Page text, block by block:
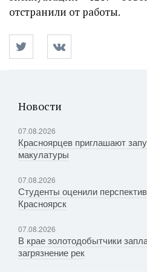
отстранили от работы.
Новости
07.08.2026
Красноярцев приглашают
макулатуры
07.08.2026
Студенты оценили
Красноярск
07.08.2026
В крае золотодобытчики
загрязнение рек